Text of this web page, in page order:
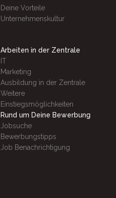
Deine Vorteile
Unternehmenskultur
Arbeiten in der Zentrale
IT
Marketing
Ausbildung in der Zentrale
Weitere
Einstiegsmöglichkeiten
Rund um Deine Bewerbung
Jobsuche
Bewerbungstipps
Job Benachrichtigung